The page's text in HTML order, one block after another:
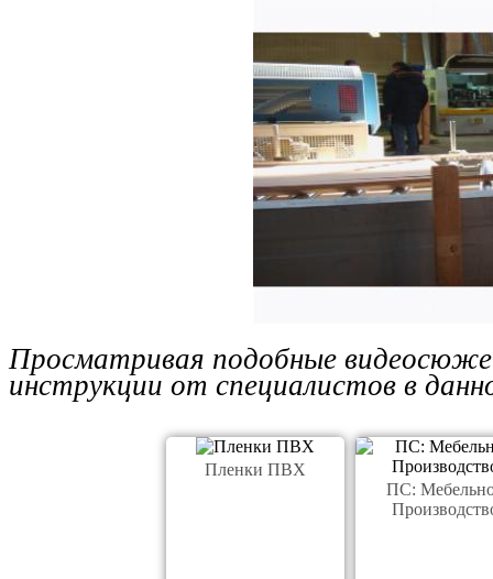
Просматривая подобные
инструкции от специалистов в
Пленки ПВХ
ПС: